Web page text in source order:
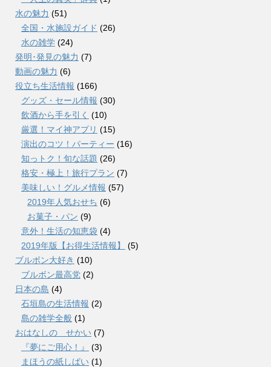
水の魅力 (51)
全国・水施設ガイド (26)
水の雑学 (24)
発明･発見の魅力 (7)
動画の魅力 (6)
役立ち生活情報 (166)
グッズ・セール情報 (30)
飲酒から手を引く (10)
厳選！マイ神アプリ (15)
演出のコツ！パーティー (16)
知っトク！旬な話題 (26)
格安・極上！旅行プラン (7)
美味しい！グルメ情報 (57)
2019年人気おせち (6)
お菓子・パン (9)
意外！生活の知恵袋 (4)
2019年版【お得生活情報】
(5)
ブルボン大好き (10)
ブルボン最高党 (2)
日本の島 (4)
石垣島の生活情報 (2)
島の雑学全般 (1)
おはなしの せかい (7)
『夢にご用心！』
(3)
まほうの紙しばい (1)